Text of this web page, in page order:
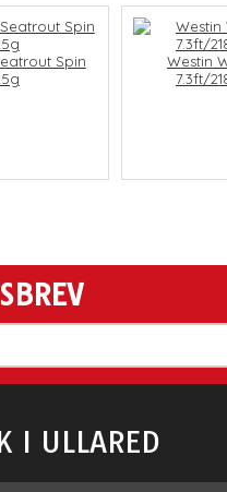
Spin
Westin
7.3ft/
I ULLARED